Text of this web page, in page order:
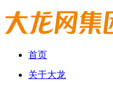
首页
关于大龙